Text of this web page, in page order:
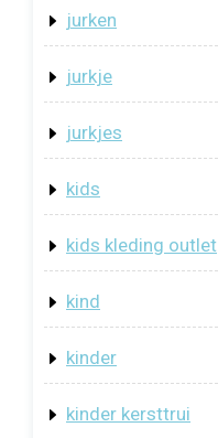
jurken
jurkje
jurkjes
kids
kids kleding outlet
kind
kinder
kinder kersttrui